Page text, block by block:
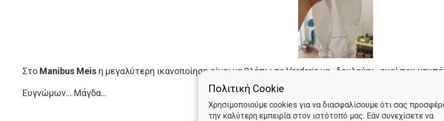
Στο Manibus Meis η μεγαλύτερη ικανοποίηση είναι να βλέπω το Vardaris να «δουλεύει» εκεί που
Ευγνώμων… Μάγδα… Πολιτική Cookie
Χρησιμοποιούμε cookies για να διασφαλίσουμε ότι σας
την καλύτερη εμπειρία στον ιστότοπό μας. Εάν συνεχίσετε να